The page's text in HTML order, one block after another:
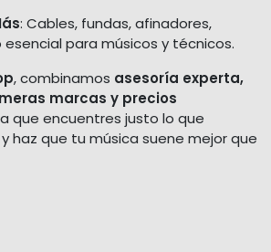
: Cables, fundas, afinadores,
para músicos y técnicos.
, combinamos asesoría experta,
marcas y precios
que encuentres justo lo que
haz que tu música suene mejor que